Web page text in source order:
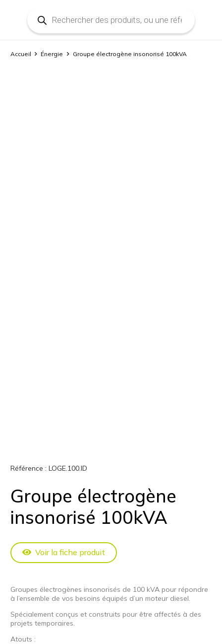
produits
Accueil Énergie Groupe électrogène insonorisé 100kVA
Référence : LOGE.100.ID
Groupe électrogène
insonorisé 100kVA
Voir la fiche produit
Groupes électrogènes insonorisés de 100 kVA pour répondre
à l’ensemble de vos besoins équipés d’un moteur diesel.
Spécialement conçus et construits pour être affectés à des
projets temporaires.
Atouts :